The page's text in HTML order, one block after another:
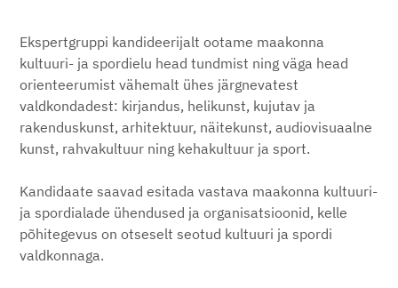
Ekspertgruppi kandideerijalt ootame maakonna
kultuuri- ja spordielu head tundmist ning väga head
orienteerumist vähemalt ühes järgnevatest
valdkondadest: kirjandus, helikunst, kujutav ja
rakenduskunst, arhitektuur, näitekunst, audiovisuaalne
kunst, rahvakultuur ning kehakultuur ja sport.
Kandidaate saavad esitada vastava maakonna kultuuri-
ja spordialade ühendused ja organisatsioonid, kelle
põhitegevus on otseselt seotud kultuuri ja spordi
valdkonnaga.